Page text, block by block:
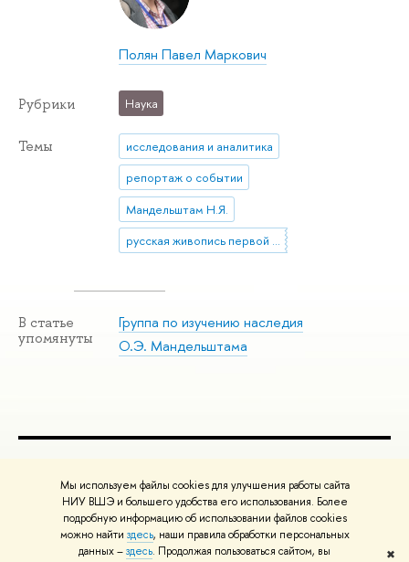
Мы используем файлы cookies для улучшения работы сайта
НИУ ВШЭ и большего удобства его использования. Более
подробную информацию об использовании файлов cookies
можно найти здесь, наши правила обработки персональных
данных –здесь. Продолжая пользоваться сайтом, вы
✖
Полян Павел Маркович
Рубрики Наука
Темы
исследования и аналитика
репортаж о событии
Мандельштам Н.Я.
русская живопись первой половины XX века
В статье
упомянуты
Группа по изучению наследия
О.Э. Мандельштама
Министерство науки и высшего образования РФ
Министерство просвещения РФ
Массовые открытые онлайн-курсы